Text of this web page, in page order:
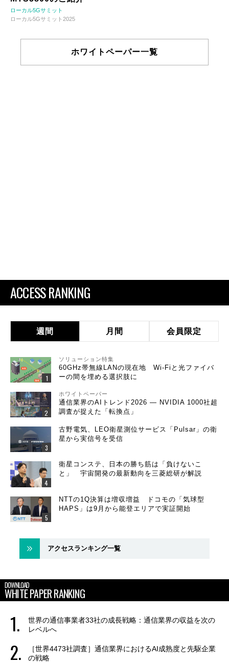
ローカル5Gサミット
ローカル5Gサミット2025
ホワイトペーパー一覧
ACCESS RANKING
週間 月間 会員限定
ソリューション特集
60GHz帯無線LANの現在地 Wi-Fiと光ファイバ
ーの間を埋める選択肢に
ホワイトペーパー
通信業界のAIトレンド2026 ― NVIDIA 1000社超
調査が捉えた「転換点」
古野電気、LEO衛星測位サービス「Pulsar」の衛
星から実信号を受信
衛星コンステ、日本の勝ち筋は「負けないこ
と」 宇宙開発の最新動向を三菱総研が解説
NTTの1Q決算は増収増益 ドコモの「気球型
HAPS」は9月から能登エリアで実証開始
アクセスランキング一覧
DOWNLOAD
WHITE PAPER RANKING
世界の通信事業者33社の成長戦略：通信業界の収益を次の
レベルへ
［世界4473社調査］通信業界におけるAI成熟度と先駆企業
の戦略